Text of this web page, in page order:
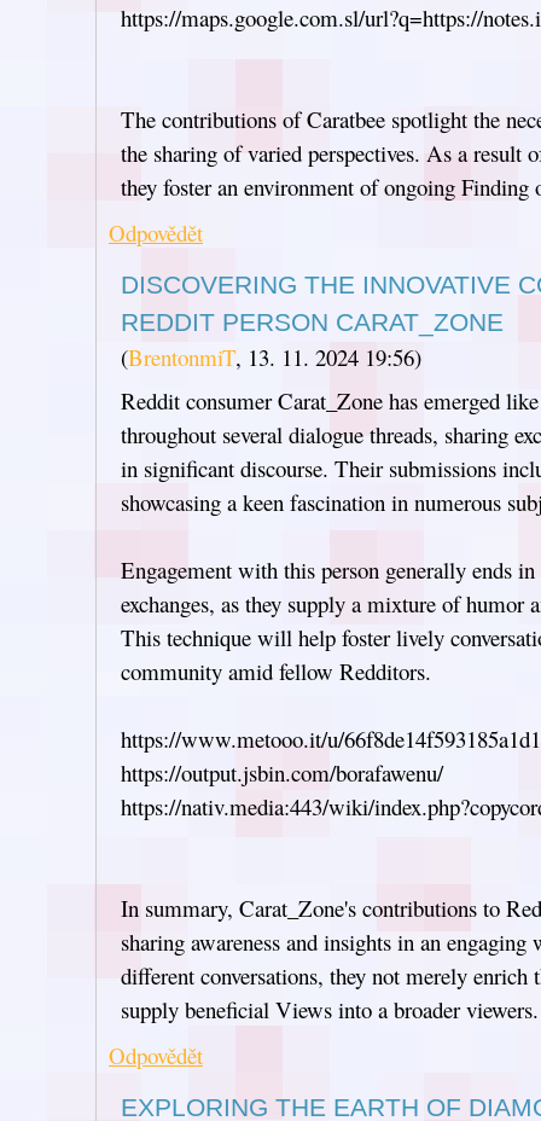
https://maps.google.com.sl/url?q=https://
The contributions of Caratbee spotlight the
the sharing of varied perspectives. As a result
they foster an environment of ongoing Finding
Odpovědět
DISCOVERING THE INNOVATIVE
REDDIT PERSON CARAT_ZONE
(BrentonmiT, 13. 11. 2024 19:56)
Reddit consumer Carat_Zone has emerged
throughout several dialogue threads, sharing
in significant discourse. Their submissions
showcasing a keen fascination in numerous
Engagement with this person generally ends
exchanges, as they supply a mixture of humor
This technique will help foster lively
community amid fellow Redditors.
https://www.metooo.it/u/
https://output.jsbin.com/borafawenu/
https://nativ.media:443/wiki/
In summary, Carat_Zone's contributions to
sharing awareness and insights in an
different conversations, they not merely
supply beneficial Views into a broader viewers.
Odpovědět
EXPLORING THE EARTH OF